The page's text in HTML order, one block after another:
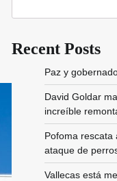
Recent Posts
Paz y
David Goldar
increíble
Pofoma rescata
ataque de
Vallecas está